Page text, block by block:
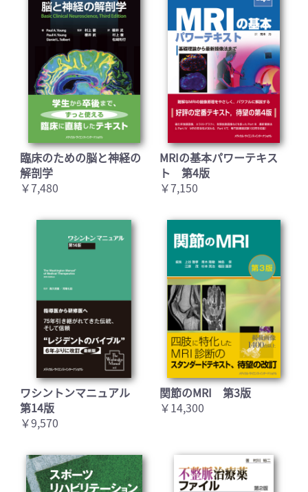
臨床のための脳と神経の
解剖学
￥7,480
MRIの基本パワーテキス
ト 第4版
￥7,150
ワシントンマニュアル
第14版
￥9,570
関節のMRI 第3版
￥14,300